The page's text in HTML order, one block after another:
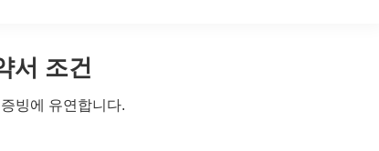
서 조건
빙에 유연합니다.